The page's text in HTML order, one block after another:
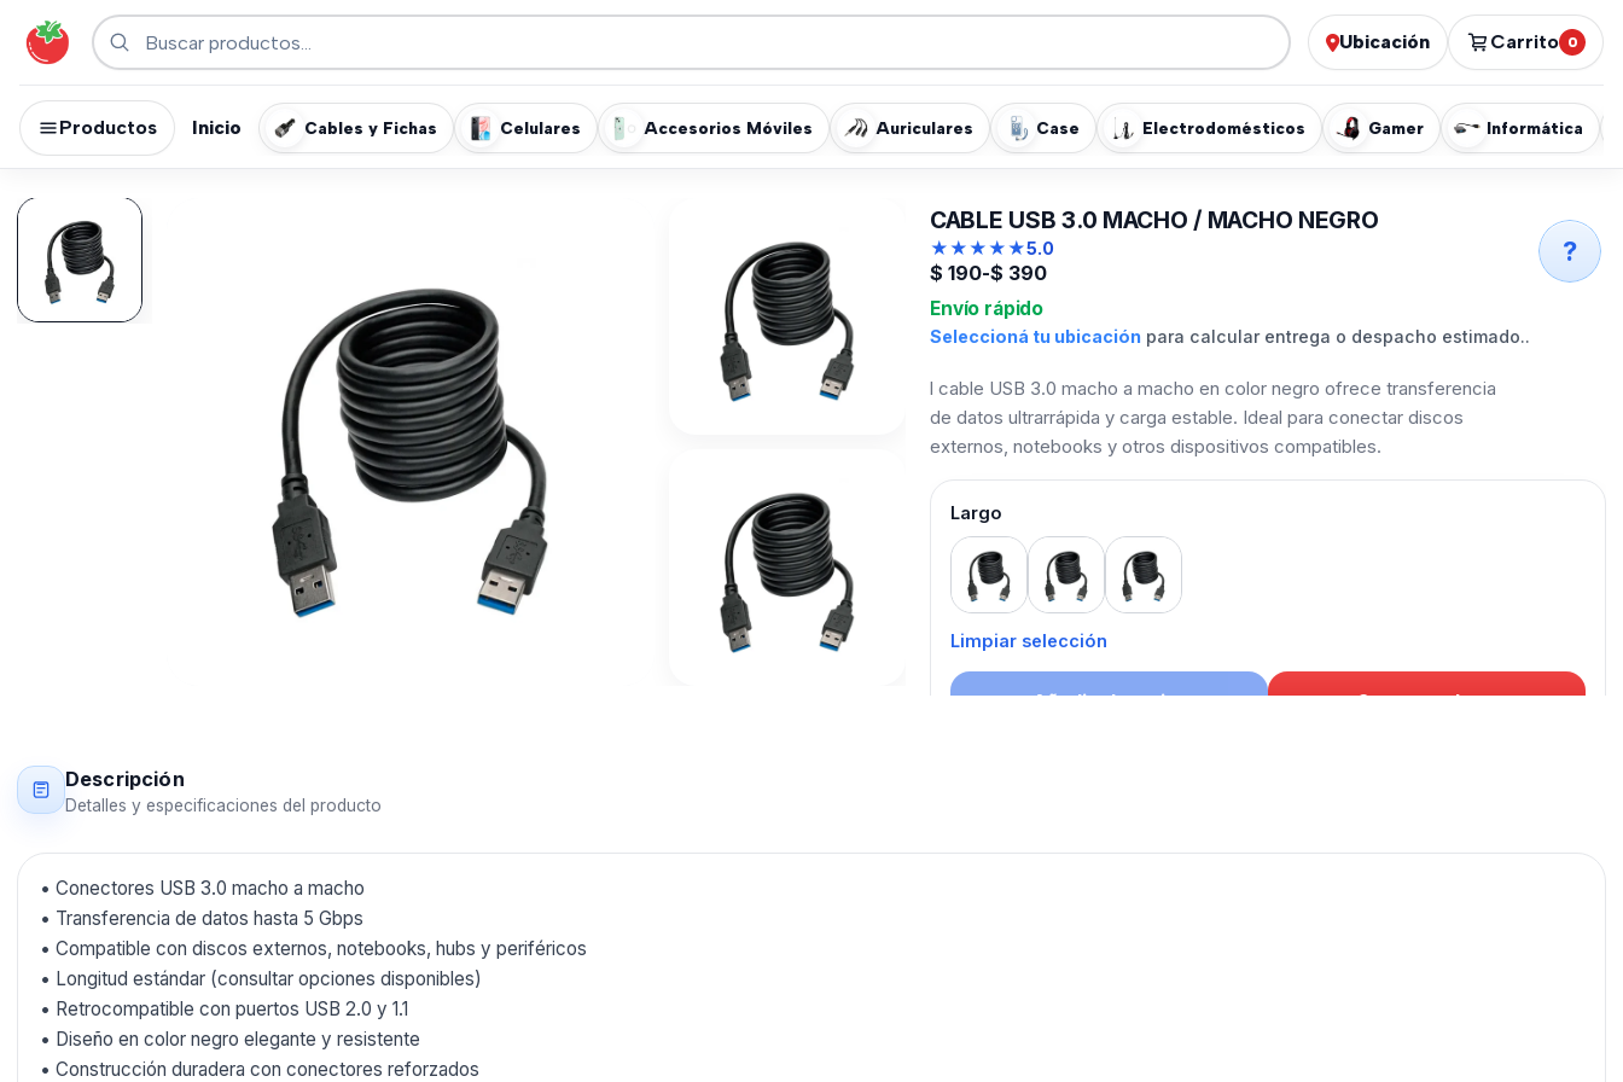
Ubicación Carrito 0
Productos Inicio Cables y Fichas Celulares Accesorios Móviles Auriculares Case Electrodomésticos Gamer Informática
CABLE USB 3.0 MACHO / MACHO NEGRO
★★★★★5.0
$ 190-$ 390
Envío rápido
Seleccioná tu ubicación para calcular entrega o despacho estimado..
l cable USB 3.0 macho a macho en color negro ofrece transferencia
de datos ultrarrápida y carga estable. Ideal para conectar discos
externos, notebooks y otros dispositivos compatibles.
Largo
1 m 2 m 3 m
Limpiar selección
Añadir al carrito Comprar ahora
interesarte: CABLE USB
Descripción
Detalles y especificaciones del producto
• Conectores USB 3.0 macho a macho
• Transferencia de datos hasta 5 Gbps
• Compatible con discos externos, notebooks, hubs y periféricos
• Longitud estándar (consultar opciones disponibles)
• Retrocompatible con puertos USB 2.0 y 1.1
• Diseño en color negro elegante y resistente
• Construcción duradera con conectores reforzados
?